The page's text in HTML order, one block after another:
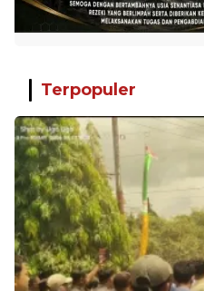
Terpopuler